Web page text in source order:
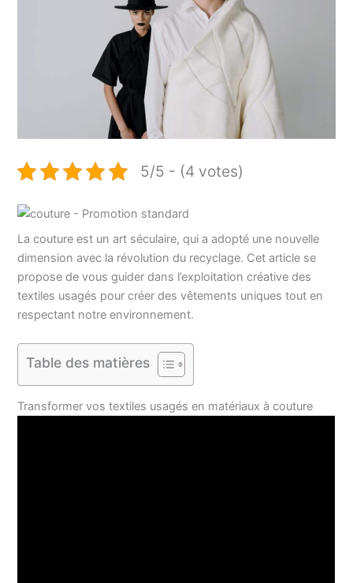
5/5 - (4 votes)
La couture est un art séculaire, qui a adopté une nouvelle
dimension avec la révolution du recyclage. Cet article se
propose de vous guider dans l’exploitation créative des
textiles usagés pour créer des vêtements uniques tout en
respectant notre environnement.
Table des matières
Transformer vos textiles usagés en matériaux à couture